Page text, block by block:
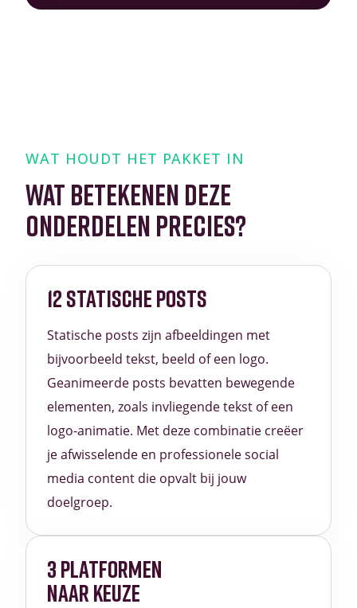
WAT HOUDT HET PAKKET IN
WAT BETEKENEN DEZE
ONDERDELEN PRECIES?
12 STATISCHE POSTS
Statische posts zijn afbeeldingen met
bijvoorbeeld tekst, beeld of een logo.
Geanimeerde posts bevatten bewegende
elementen, zoals invliegende tekst of een
logo-animatie. Met deze combinatie creëer
je afwisselende en professionele social
media content die opvalt bij jouw
doelgroep.
3 PLATFORMEN
NAAR KEUZE